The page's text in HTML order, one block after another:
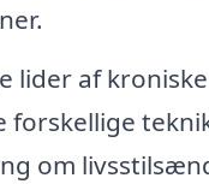
lider af
forskellige
om